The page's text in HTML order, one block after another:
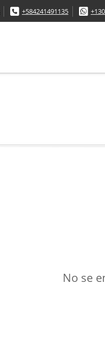
+584241491135
No se